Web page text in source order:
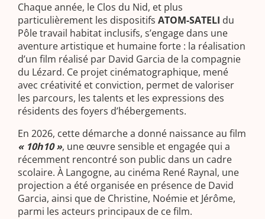
Chaque année, le Clos du Nid, et plus
particulièrement les dispositifs ATOM-SATELI du
Pôle travail habitat inclusifs, s’engage dans une
aventure artistique et humaine forte : la réalisation
d’un film réalisé par David Garcia de la compagnie
du Lézard. Ce projet cinématographique, mené
avec créativité et conviction, permet de valoriser
les parcours, les talents et les expressions des
résidents des foyers d’hébergements.
En 2026, cette démarche a donné naissance au film
« 10h10 », une œuvre sensible et engagée qui a
récemment rencontré son public dans un cadre
scolaire. À Langogne, au cinéma René Raynal, une
projection a été organisée en présence de David
Garcia, ainsi que de Christine, Noémie et Jérôme,
parmi les acteurs principaux de ce film.